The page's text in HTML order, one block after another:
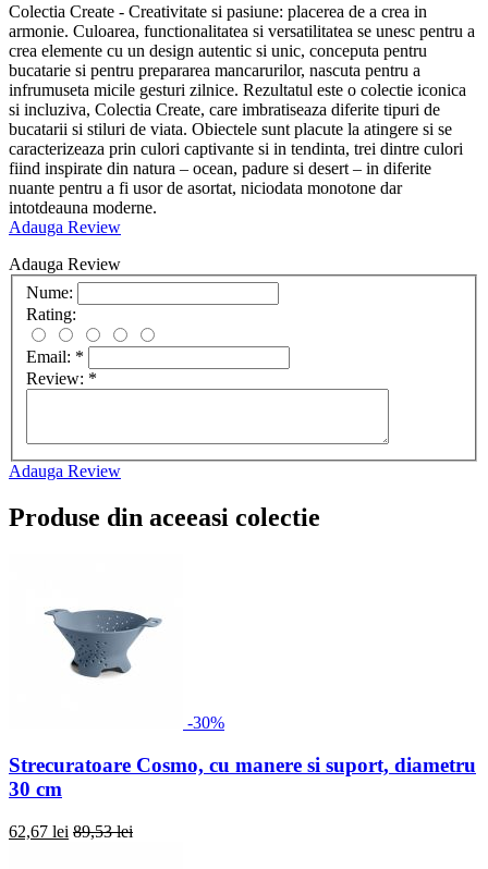
Colectia Create - Creativitate si pasiune: placerea de a crea in
armonie. Culoarea, functionalitatea si versatilitatea se unesc pentru a
crea elemente cu un design autentic si unic, conceputa pentru
bucatarie si pentru prepararea mancarurilor, nascuta pentru a
infrumuseta micile gesturi zilnice. Rezultatul este o colectie iconica
si incluziva, Colectia Create, care imbratiseaza diferite tipuri de
bucatarii si stiluri de viata. Obiectele sunt placute la atingere si se
caracterizeaza prin culori captivante si in tendinta, trei dintre culori
fiind inspirate din natura – ocean, padure si desert – in diferite
nuante pentru a fi usor de asortat, niciodata monotone dar
intotdeauna moderne.
Adauga Review
Adauga Review
Nume:
Rating:
Email: *
Review: *
Adauga Review
Produse din aceeasi colectie
-30%
Strecuratoare Cosmo, cu manere si suport, diametru
30 cm
62,67 lei 89,53 lei